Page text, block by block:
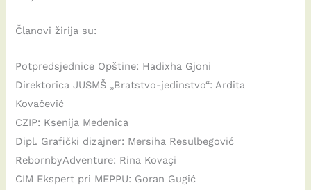
Članovi žirija su:
Potpredsjednice Opštine: Hadixha Gjoni
Direktorica JUSMŠ „Bratstvo-jedinstvo“: Ardita
Kovačević
CZIP: Ksenija Medenica
Dipl. Grafički dizajner: Mersiha Resulbegović
RebornbyAdventure: Rina Kovaçi
CIM Ekspert pri MEPPU: Goran Gugić